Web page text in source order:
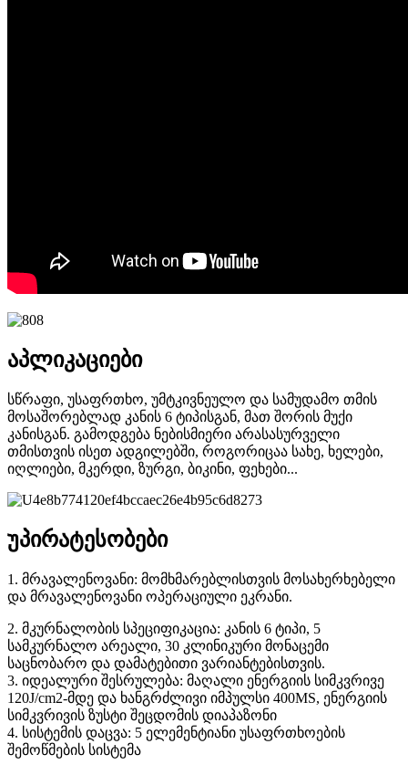
აპლიკაციები
სწრაფი, უსაფრთხო, უმტკივნეულო და სამუდამო თმის
მოსაშორებლად კანის 6 ტიპისგან, მათ შორის მუქი
კანისგან. გამოდგება ნებისმიერი არასასურველი
თმისთვის ისეთ ადგილებში, როგორიცაა სახე, ხელები,
იღლიები, მკერდი, ზურგი, ბიკინი, ფეხები...
უპირატესობები
1. მრავალენოვანი: მომხმარებლისთვის მოსახერხებელი
და მრავალენოვანი ოპერაციული ეკრანი.
2. მკურნალობის სპეციფიკაცია: კანის 6 ტიპი, 5
სამკურნალო არეალი, 30 კლინიკური მონაცემი
საცნობარო და დამატებითი ვარიანტებისთვის.
3. იდეალური შესრულება: მაღალი ენერგიის სიმკვრივე
120J/cm2-მდე და ხანგრძლივი იმპულსი 400MS, ენერგიის
სიმკვრივის ზუსტი შეცდომის დიაპაზონი
4. სისტემის დაცვა: 5 ელემენტიანი უსაფრთხოების
შემოწმების სისტემა